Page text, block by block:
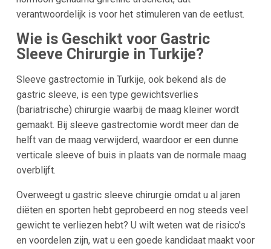
verantwoordelijk is voor het stimuleren van de eetlust.
Wie is Geschikt voor Gastric
Sleeve Chirurgie in Turkije?
Sleeve gastrectomie in Turkije, ook bekend als de
gastric sleeve, is een type gewichtsverlies
(bariatrische) chirurgie waarbij de maag kleiner wordt
gemaakt. Bij sleeve gastrectomie wordt meer dan de
helft van de maag verwijderd, waardoor er een dunne
verticale sleeve of buis in plaats van de normale maag
overblijft.
Overweegt u gastric sleeve chirurgie omdat u al jaren
diëten en sporten hebt geprobeerd en nog steeds veel
gewicht te verliezen hebt? U wilt weten wat de risico's
en voordelen zijn, wat u een goede kandidaat maakt voor